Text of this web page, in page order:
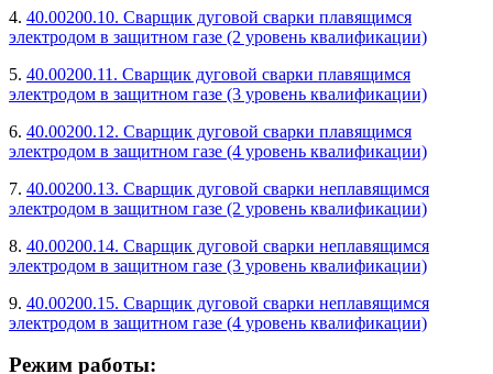
4. 40.00200.10. Сварщик дуговой сварки плавящимся
электродом в защитном газе (2 уровень квалификации)
5. 40.00200.11. Сварщик дуговой сварки плавящимся
электродом в защитном газе (3 уровень квалификации)
6. 40.00200.12. Сварщик дуговой сварки плавящимся
электродом в защитном газе (4 уровень квалификации)
7. 40.00200.13. Сварщик дуговой сварки неплавящимся
электродом в защитном газе (2 уровень квалификации)
8. 40.00200.14. Сварщик дуговой сварки неплавящимся
электродом в защитном газе (3 уровень квалификации)
9. 40.00200.15. Сварщик дуговой сварки неплавящимся
электродом в защитном газе (4 уровень квалификации)
Режим работы: